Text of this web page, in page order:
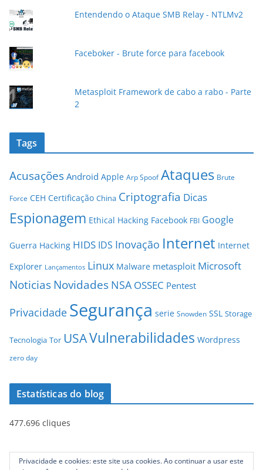
a
i
Entendendo o Ataque SMB Relay - NTLMv2
Faceboker - Brute force para facebook
Metasploit Framework de cabo a rabo - Parte
2
Tags
Acusações Android Apple Arp Spoof Ataques Brute
Force CEH Certificação China Criptografia Dicas
Espionagem Ethical Hacking Facebook FBI Google
Guerra Hacking HIDS IDS Inovação Internet Internet
Explorer Lançamentos Linux Malware metasploit Microsoft
NoticiasNovidades NSA OSSEC Pentest
Privacidade Segurança serie Snowden SSL Storage
Tecnologia Tor USAVulnerabilidades Wordpress
zero day
Estatísticas do blog
477.696 cliques
Privacidade e cookies: este site usa cookies. Ao continuar a usar este